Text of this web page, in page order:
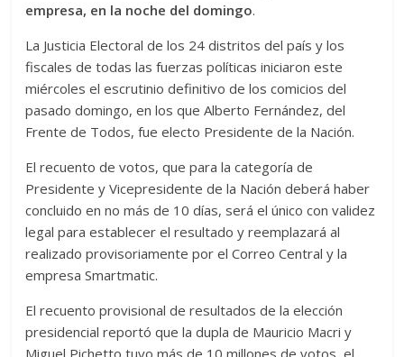
empresa, en la noche del domingo.
La Justicia Electoral de los 24 distritos del país y los
fiscales de todas las fuerzas políticas iniciaron este
miércoles el escrutinio definitivo de los comicios del
pasado domingo, en los que Alberto Fernández, del
Frente de Todos, fue electo Presidente de la Nación.
El recuento de votos, que para la categoría de
Presidente y Vicepresidente de la Nación deberá haber
concluido en no más de 10 días, será el único con validez
legal para establecer el resultado y reemplazará al
realizado provisoriamente por el Correo Central y la
empresa Smartmatic.
El recuento provisional de resultados de la elección
presidencial reportó que la dupla de Mauricio Macri y